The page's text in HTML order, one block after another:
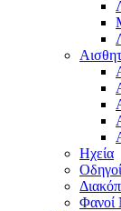
Ηχεία
Φανοί